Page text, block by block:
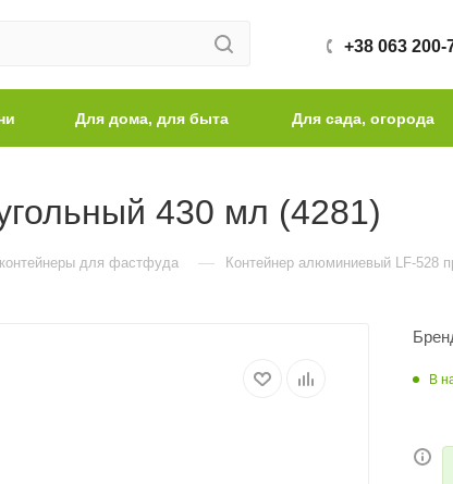
+38 063 200-
Для дома, для быта Для сада, огорода
430 мл (4281)
для фастфуда — Контейнер алюминиевый LF-528
В